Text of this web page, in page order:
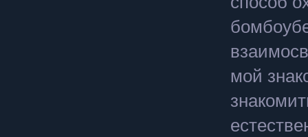
мой